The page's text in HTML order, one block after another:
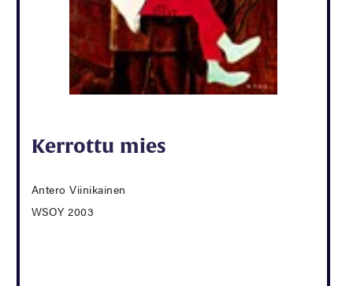
Kerrottu mies
Antero Viinikainen
WSOY 2003